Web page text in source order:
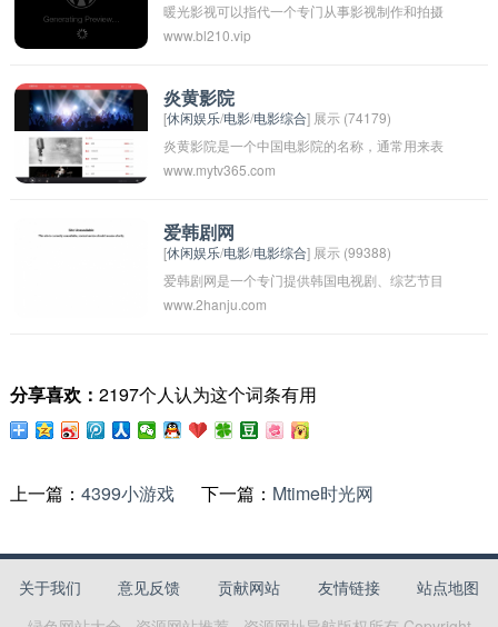
暖光影视可以指代一个专门从事影视制作和拍摄
的公司或组织。这个名字可能代表着温暖和光明
的感受。这样的名字通常会吸引人们的关注并留
下深刻印象。
www.bl210.vip
炎黄影院
[休闲娱乐/电影/电影综合] 展示 (74179)
炎黄影院是一个中国电影院的名称，通常用来表
示对中国传统文化和历史的尊重和致敬。这个名
的电影，或者注重推广中国优秀传统文化的电影
作品。
www.mytv365.com
爱韩剧网
[休闲娱乐/电影/电影综合] 展示 (99388)
爱韩剧网是一个专门提供韩国电视剧、综艺节目
和电影等相关信息的网站。用户可以在该网站上
的观众提供最全面和及时的资讯。
www.2hanju.com
分享喜欢： 2197个人认为这个词条有用
上一篇： 4399小游戏 下一篇： Mtime时光网
关于我们 意见反馈 贡献网站 友情链接
站点地图